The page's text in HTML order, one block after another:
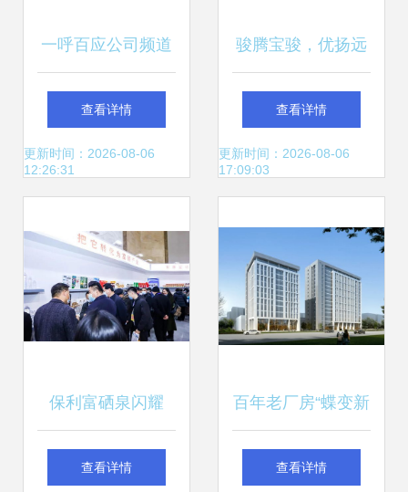
一呼百应公司频道
优扬远腾的创新之
路
查看详情
更新时间：2026-08-06
12:26:31
骏腾宝骏，优扬远
腾——驰骋未来的
奋进之路
查看详情
更新时间：2026-08-06
17:09:03
保利富硒泉闪耀
2020北京硒博会
查看详情
百年老厂房“蝶变新
生” 颛桥又一智能
查看详情